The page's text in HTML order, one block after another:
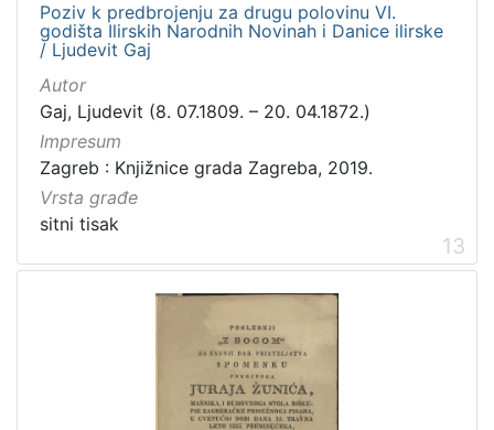
Poziv k predbrojenju za drugu polovinu VI.
godišta Ilirskih Narodnih Novinah i Danice ilirske
/ Ljudevit Gaj
Autor
Gaj, Ljudevit (8. 07.1809. – 20. 04.1872.)
Impresum
Zagreb : Knjižnice grada Zagreba, 2019.
Vrsta građe
sitni tisak
13